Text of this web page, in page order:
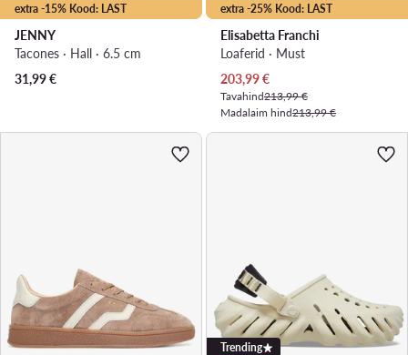
extra -15% Kood: LAST
JENNY
Tacones · Hall · 6.5 cm
31,99€
extra -25% Kood: LAST
Elisabetta Franchi
Loaferid · Must
Praegune hind
203,99€
Tavahind213,99 €
Madalaim hind213,99 €
Trending